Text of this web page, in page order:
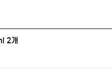
2개